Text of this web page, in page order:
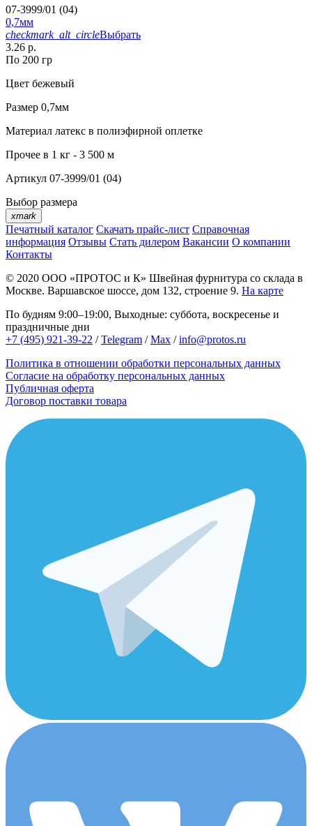
07-3999/01 (04)
0,7мм
checkmark_alt_circleВыбрать
3.26 р.
По 200 гр
Цвет бежевый
Размер 0,7мм
Материал латекс в полиэфирной оплетке
Прочее в 1 кг - 3 500 м
Артикул 07-3999/01 (04)
Выбор размера
xmark
Печатный каталог Скачать прайс-лист Справочная
информация Отзывы Стать дилером Вакансии О компании
Контакты
© 2020 ООО «ПРОТОС и К» Швейная фурнитура со склада в
Москве. Варшавское шоссе, дом 132, строение 9. На карте
По будням 9:00–19:00, Выходные: суббота, воскресенье и
праздничные дни
+7 (495) 921-39-22 /Telegram /Max /info@protos.ru
Политика в отношении обработки персональных данных
Согласие на обработку персональных данных
Публичная оферта
Договор поставки товара